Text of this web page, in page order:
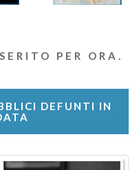
PER ORA.
DEFUNTI IN